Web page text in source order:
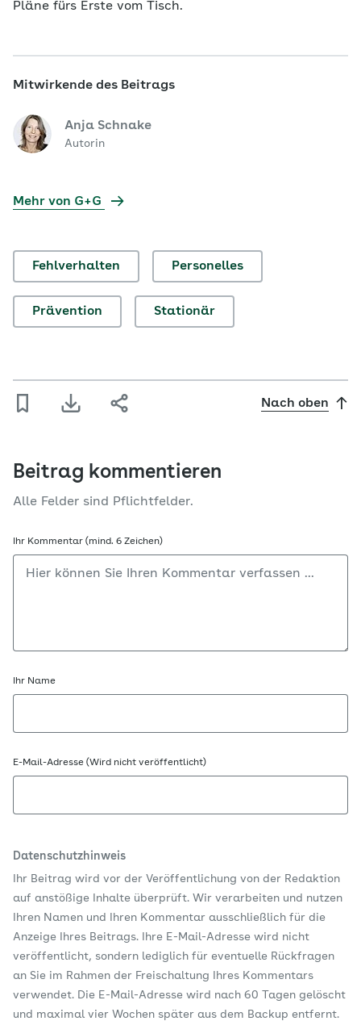
Pläne fürs Erste vom Tisch.
Mitwirkende des Beitrags
Anja Schnake
Autorin
Mehr von G+G
Fehlverhalten Personelles
Prävention Stationär
Nach oben
Beitrag kommentieren
Alle Felder sind Pflichtfelder.
Ihr Kommentar (mind. 6 Zeichen)
Ihr Name
E-Mail-Adresse (Wird nicht veröffentlicht)
Datenschutzhinweis
Ihr Beitrag wird vor der Veröffentlichung von der Redaktion
auf anstößige Inhalte überprüft. Wir verarbeiten und nutzen
Ihren Namen und Ihren Kommentar ausschließlich für die
Anzeige Ihres Beitrags. Ihre E-Mail-Adresse wird nicht
veröffentlicht, sondern lediglich für eventuelle Rückfragen
an Sie im Rahmen der Freischaltung Ihres Kommentars
verwendet. Die E-Mail-Adresse wird nach 60 Tagen gelöscht
und maximal vier Wochen später aus dem Backup entfernt.